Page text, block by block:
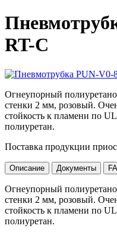
RT-C
Огнеупорный
стенки 2 мм, розовый.
стойкость к пламени по
полиуретан.
Поставка продукции
Описание Документы
Огнеупорный
стенки 2 мм, розовый.
стойкость к пламени по
полиуретан.